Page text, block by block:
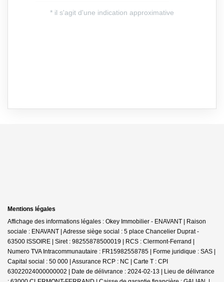
Mentions légales
Affichage des informations légales : Okey Immobilier - ENAVANT | Raison
sociale : ENAVANT | Adresse siège social : 5 place Chancelier Duprat -
63500 ISSOIRE | Siret : 98255878500019 | RCS : Clermont-Ferrand |
Numero TVA Intracommunautaire : FR15982558785 | Forme juridique : SAS |
Capital social : 50 000 | Assurance RCP : NC | Carte T : CPI
63022024000000002 | Date de délivrance : 2024-02-13 | Lieu de délivrance